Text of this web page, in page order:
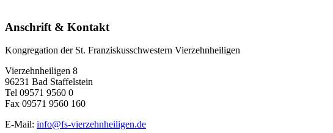
Anschrift & Kontakt
Kongregation der St. Franziskusschwestern Vierzehnheiligen
Vierzehnheiligen 8
96231 Bad Staffelstein
Tel 09571 9560 0
Fax 09571 9560 160
E-Mail: info@fs-vierzehnheiligen.de